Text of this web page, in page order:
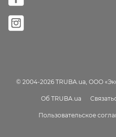
© 2004-2026 TRUBA.ua, ООО
Об TRUBA.ua
Пользовательское